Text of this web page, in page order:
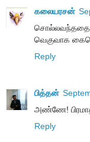
கலையரசன்
சொல்லவந்ததை
வெகுவாக
Reply
பித்தன்
அண்ணே!
Reply